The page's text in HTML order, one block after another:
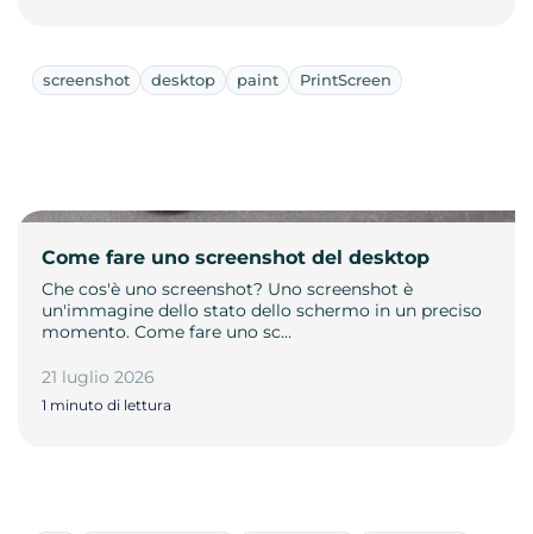
screenshot desktop paint PrintScreen
Come fare uno screenshot del desktop
Che cos'è uno screenshot? Uno screenshot è
un'immagine dello stato dello schermo in un preciso
momento. Come fare uno sc…
21 luglio 2026
1 minuto di lettura